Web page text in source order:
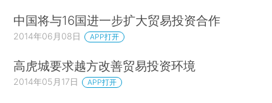
中国将与16国进一步扩大贸易投资合作
2014年06月08日 APP打开
高虎城要求越方改善贸易投资环境
2014年05月17日 APP打开